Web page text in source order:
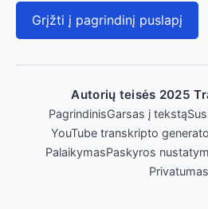
Grįžti į pagrindinį puslapį
Autorių teisės 2025
PagrindinisGarsas į tekstą
YouTube transkripto
PalaikymasPaskyros
Privatumas